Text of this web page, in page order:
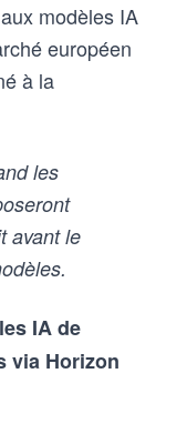
modèles IA
européen
à la
les
avant le
IA de
via Horizon